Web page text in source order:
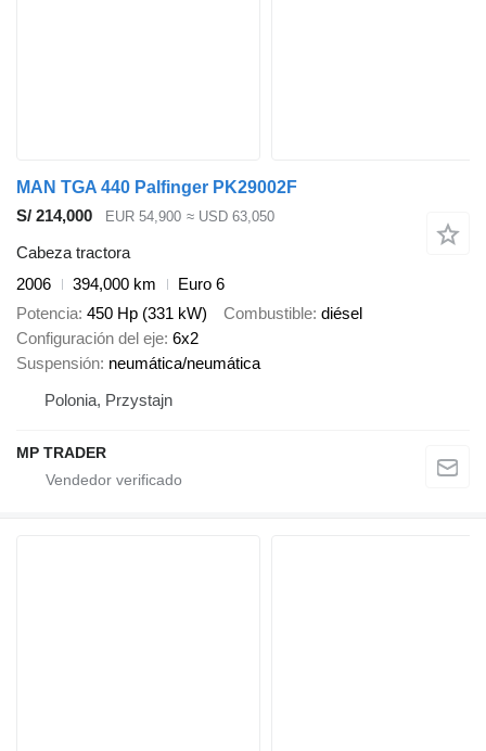
MAN TGA 440 Palfinger PK29002F
S/ 214,000
EUR 54,900 ≈ USD 63,050
Cabeza tractora
2006
394,000 km
Euro 6
Potencia 450 Hp (331 kW) Combustible diésel
Configuración del eje 6x2
Suspensión neumática/neumática
Polonia, Przystajn
MP TRADER